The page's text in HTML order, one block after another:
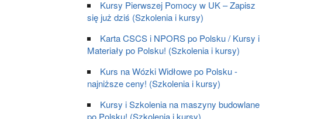
Kursy Pierwszej Pomocy w UK – Zapisz
się już dziś (Szkolenia i kursy)
Karta CSCS i NPORS po Polsku / Kursy i
Materiały po Polsku! (Szkolenia i kursy)
Kurs na Wózki Widłowe po Polsku -
najniższe ceny! (Szkolenia i kursy)
Kursy i Szkolenia na maszyny budowlane
po Polsku! (Szkolenia i kursy)